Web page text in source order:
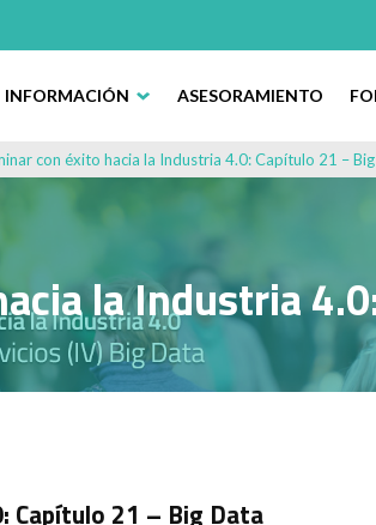
INFORMACIÓN ASESORAMIENTO
con éxito hacia la Industria 4.0: Capítulo 21 –
la Industria
Capítulo 21 – Big Data